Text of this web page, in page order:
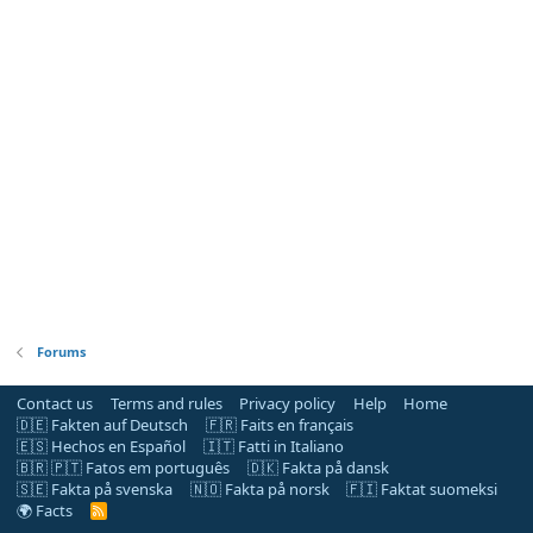
Forums
Contact us Terms and rules Privacy policy Help
Home
🇩🇪 Fakten auf Deutsch
🇫🇷 Faits en français
🇪🇸 Hechos en Español
🇮🇹 Fatti in Italiano
🇧🇷 🇵🇹 Fatos em português
🇩🇰 Fakta på dansk
🇸🇪 Fakta på svenska
🇳🇴 Fakta på norsk
🇫🇮 Faktat suomeksi
🌍 Facts
R